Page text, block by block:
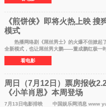
《煎饼侠》即将火热上映
模式
热播网络剧《屌丝男士》的火爆不但掀起
全新模式，也让屌丝男大鹏——董成鹏红极一
并主演的201
看电影
周日（7月12日）票房报收
《小羊肖恩》本周登场
7月13日电影排映 中国娱乐网消息 www